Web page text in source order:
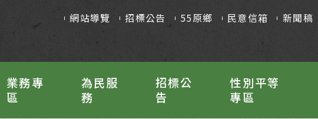
網站導覽 招標公告 55原鄉 民意信箱 新聞稿
業務專
區
為民服
務
招標公
告
性別平等
專區